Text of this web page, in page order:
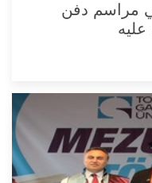
مراسم دفن